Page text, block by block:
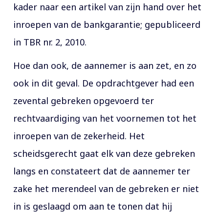
kader naar een artikel van zijn hand over het
inroepen van de bankgarantie; gepubliceerd
in TBR nr. 2, 2010.
Hoe dan ook, de aannemer is aan zet, en zo
ook in dit geval. De opdrachtgever had een
zevental gebreken opgevoerd ter
rechtvaardiging van het voornemen tot het
inroepen van de zekerheid. Het
scheidsgerecht gaat elk van deze gebreken
langs en constateert dat de aannemer ter
zake het merendeel van de gebreken er niet
in is geslaagd om aan te tonen dat hij